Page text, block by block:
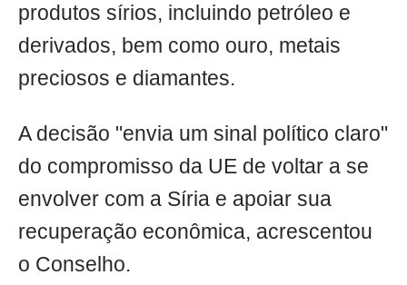
produtos sírios, incluindo petróleo e
derivados, bem como ouro, metais
preciosos e diamantes.
A decisão "envia um sinal político claro"
do compromisso da UE de voltar a se
envolver com a Síria e apoiar sua
recuperação econômica, acrescentou
o Conselho.